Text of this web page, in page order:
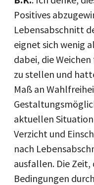
Positives
Lebensabschnitt
eignet sich wenig
dabei, die
zu stellen und
Maß an
aktuellen
Verzicht und
nach
ausfallen. Die
Bedingungen